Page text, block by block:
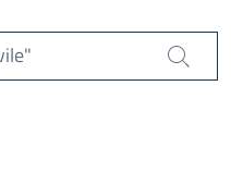
Cerca